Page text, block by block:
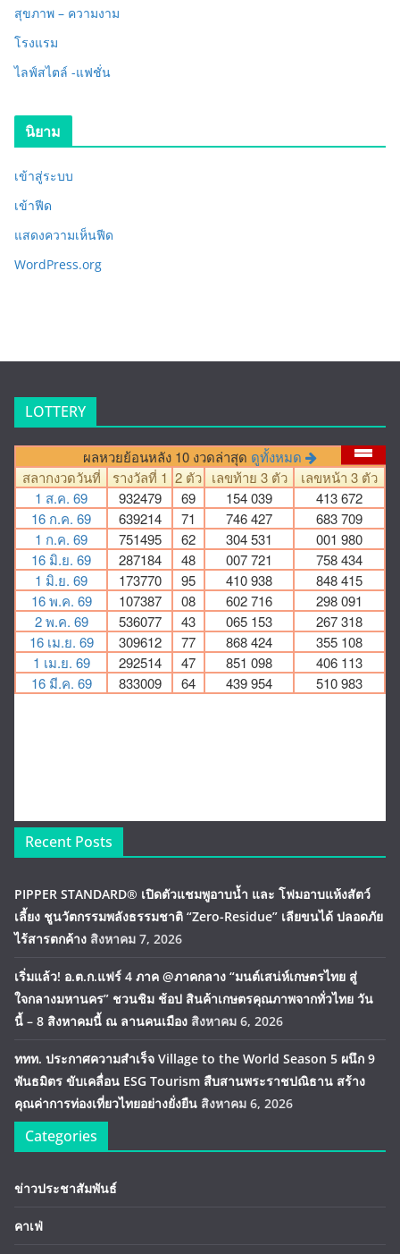
สุขภาพ – ความงาม
โรงแรม
ไลฟ์สไตล์ -แฟชั่น
นิยาม
เข้าสู่ระบบ
เข้าฟีด
แสดงความเห็นฟีด
WordPress.org
LOTTERY
Recent Posts
PIPPER STANDARD® เปิดตัวแชมพูอาบน้ำ และ โฟมอาบแห้งสัตว์
เลี้ยง ชูนวัตกรรมพลังธรรมชาติ “Zero-Residue” เลียขนได้ ปลอดภัย
ไร้สารตกค้าง สิงหาคม 7, 2026
เริ่มแล้ว! อ.ต.ก.แฟร์ 4 ภาค @ภาคกลาง “มนต์เสน่ห์เกษตรไทย สู่
ใจกลางมหานคร” ชวนชิม ช้อป สินค้าเกษตรคุณภาพจากทั่วไทย วัน
นี้ – 8 สิงหาคมนี้ ณ ลานคนเมือง สิงหาคม 6, 2026
ททท. ประกาศความสำเร็จ Village to the World Season 5 ผนึก 9
พันธมิตร ขับเคลื่อน ESG Tourism สืบสานพระราชปณิธาน สร้าง
คุณค่าการท่องเที่ยวไทยอย่างยั่งยืน สิงหาคม 6, 2026
Categories
ข่าวประชาสัมพันธ์
คาเฟ่